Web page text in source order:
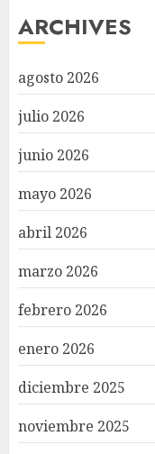
ARCHIVES
agosto 2026
julio 2026
junio 2026
mayo 2026
abril 2026
marzo 2026
febrero 2026
enero 2026
diciembre 2025
noviembre 2025